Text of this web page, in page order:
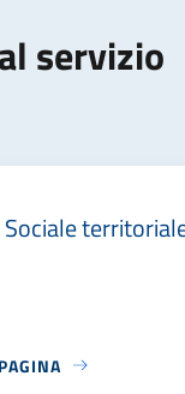
servizio